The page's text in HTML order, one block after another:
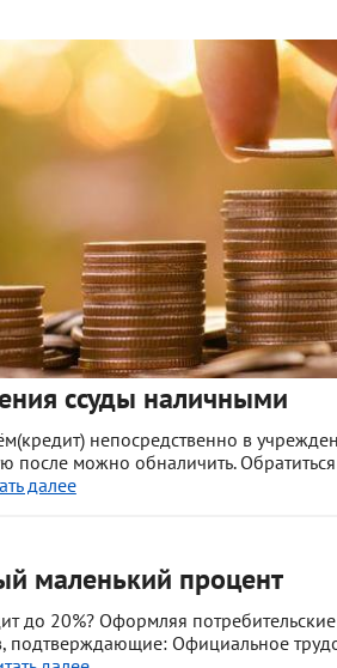
ссуды наличными
непосредственно в
после можно обналичить.
далее
маленький процент
до 20%? Оформляя
подтверждающие: Официальное